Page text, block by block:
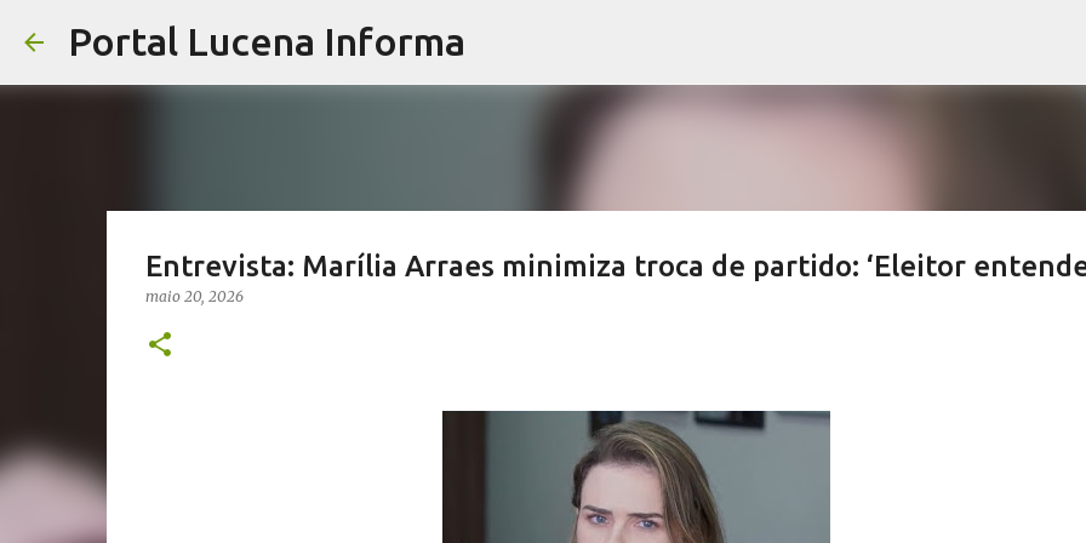
Portal Lucena Informa
Entrevista: Marília Arraes minimiza troca de partido: ‘Eleitor
maio 20, 2026